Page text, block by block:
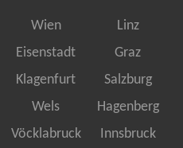
Wien
Linz
Eisenstadt
Graz
Klagenfurt
Salzburg
Wels
Hagenberg
Vöcklabruck
Innsbruck